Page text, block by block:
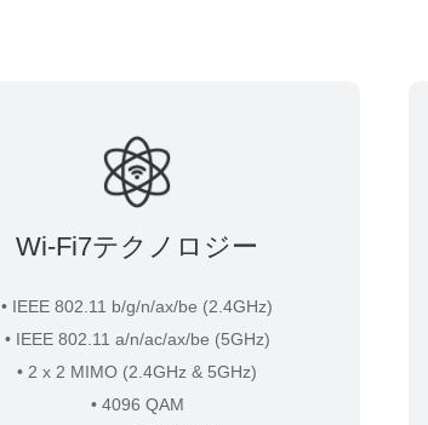
Wi-Fi7テクノロジー
• IEEE 802.11 b/g/n/ax/be (2.4GHz)
• IEEE 802.11 a/n/ac/ax/be (5GHz)
• 2 x 2 MIMO (2.4GHz & 5GHz)
• 4096 QAM